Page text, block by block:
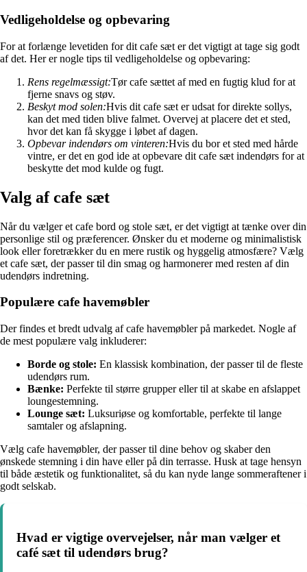
Vedligeholdelse og opbevaring
For at forlænge levetiden for dit cafe sæt er det vigtigt at tage sig godt
af det. Her er nogle tips til vedligeholdelse og opbevaring:
Rens regelmæssigt:Tør cafe sættet af med en fugtig klud for at
fjerne snavs og støv.
Beskyt mod solen:Hvis dit cafe sæt er udsat for direkte sollys,
kan det med tiden blive falmet. Overvej at placere det et sted,
hvor det kan få skygge i løbet af dagen.
Opbevar indendørs om vinteren:Hvis du bor et sted med hårde
vintre, er det en god ide at opbevare dit cafe sæt indendørs for at
beskytte det mod kulde og fugt.
Valg af cafe sæt
Når du vælger et cafe bord og stole sæt, er det vigtigt at tænke over din
personlige stil og præferencer. Ønsker du et moderne og minimalistisk
look eller foretrækker du en mere rustik og hyggelig atmosfære? Vælg
et cafe sæt, der passer til din smag og harmonerer med resten af din
udendørs indretning.
Populære cafe havemøbler
Der findes et bredt udvalg af cafe havemøbler på markedet. Nogle af
de mest populære valg inkluderer:
Borde og stole: En klassisk kombination, der passer til de fleste
udendørs rum.
Bænke: Perfekte til større grupper eller til at skabe en afslappet
loungestemning.
Lounge sæt: Luksuriøse og komfortable, perfekte til lange
samtaler og afslapning.
Vælg cafe havemøbler, der passer til dine behov og skaber den
ønskede stemning i din have eller på din terrasse. Husk at tage hensyn
til både æstetik og funktionalitet, så du kan nyde lange sommeraftener i
godt selskab.
Hvad er vigtige overvejelser, når man vælger et
café sæt til udendørs brug?